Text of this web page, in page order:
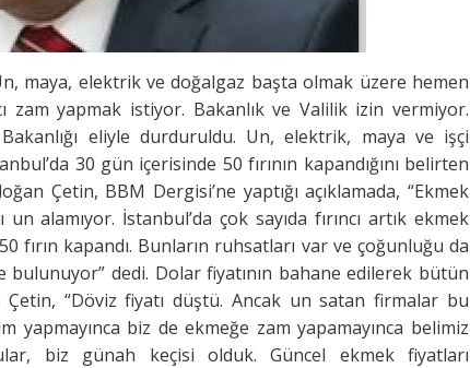
maya, elektrik ve doğalgaz başta olmak üzere hemen
zam yapmak istiyor. Bakanlık ve Valilik izin vermiyor.
eliyle durduruldu. Un, elektrik, maya ve işçi
30 gün içerisinde 50 fırının kapandığını belirten
Çetin, BBM Dergisi’ne yaptığı açıklamada, “Ekmek
un alamıyor. İstanbul’da çok sayıda fırıncı artık ekmek
fırın kapandı. Bunların ruhsatları var ve çoğunluğu da
bulunuyor” dedi. Dolar fiyatının bahane edilerek bütün
Çetin, “Döviz fiyatı düştü. Ancak un satan firmalar bu
yapmayınca biz de ekmeğe zam yapamayınca belimiz
biz günah keçisi olduk. Güncel ekmek fiyatları